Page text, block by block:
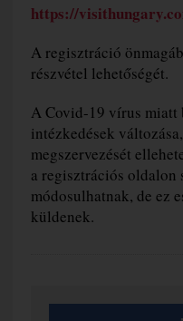
https://
A regisztráció
részvétel lehetőségét.
A Covid-19 vírus miatt
intézkedések
megszervezését
a regisztrációs
módosulhatnak, de ez
küldenek.